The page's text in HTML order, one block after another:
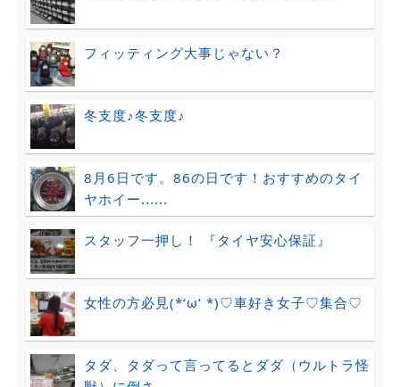
フィッティング大事じゃない？
冬支度♪冬支度♪
8月6日です。86の日です！おすすめのタイ
ヤホイー......
スタッフ一押し！ 『タイヤ安心保証』
女性の方必見(*‘ω‘ *)♡車好き女子♡集合♡
タダ、タダって言ってるとダダ（ウルトラ怪